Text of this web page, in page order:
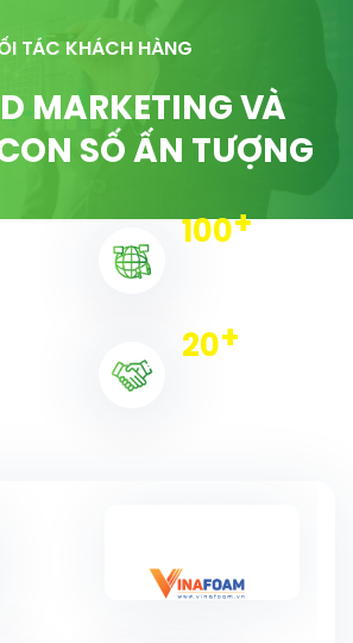
TÁC KHÁCH HÀNG
MARKETING VÀ
SỐ ẤN TƯỢNG
100+
20+